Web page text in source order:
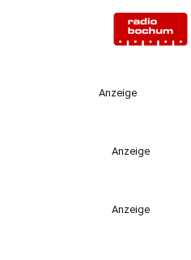
Anzeige
Anzeige
Anzeige